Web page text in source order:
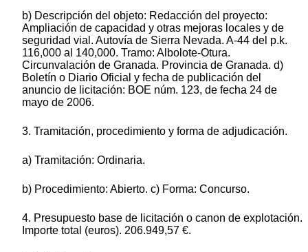
b) Descripción del objeto: Redacción del proyecto:
Ampliación de capacidad y otras mejoras locales y de
seguridad vial. Autovía de Sierra Nevada. A-44 del p.k.
116,000 al 140,000. Tramo: Albolote-Otura.
Circunvalación de Granada. Provincia de Granada. d)
Boletín o Diario Oficial y fecha de publicación del
anuncio de licitación: BOE núm. 123, de fecha 24 de
mayo de 2006.
3. Tramitación, procedimiento y forma de adjudicación.
a) Tramitación: Ordinaria.
b) Procedimiento: Abierto. c) Forma: Concurso.
4. Presupuesto base de licitación o canon de explotación.
Importe total (euros). 206.949,57 €.